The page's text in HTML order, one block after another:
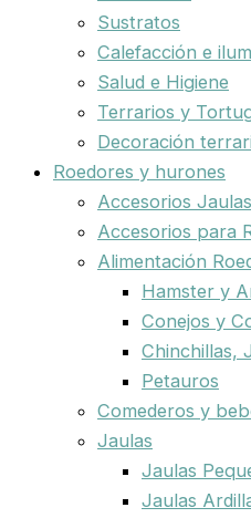
Sustratos
Calefacción e
Salud e Higiene
Terrarios y
Decoración
Roedores y hurones
Accesorios
Accesorios para
Alimentación
Hamster y
Conejos y
Chinchillas,
Petauros
Comederos y
Jaulas
Jaulas
Jaulas